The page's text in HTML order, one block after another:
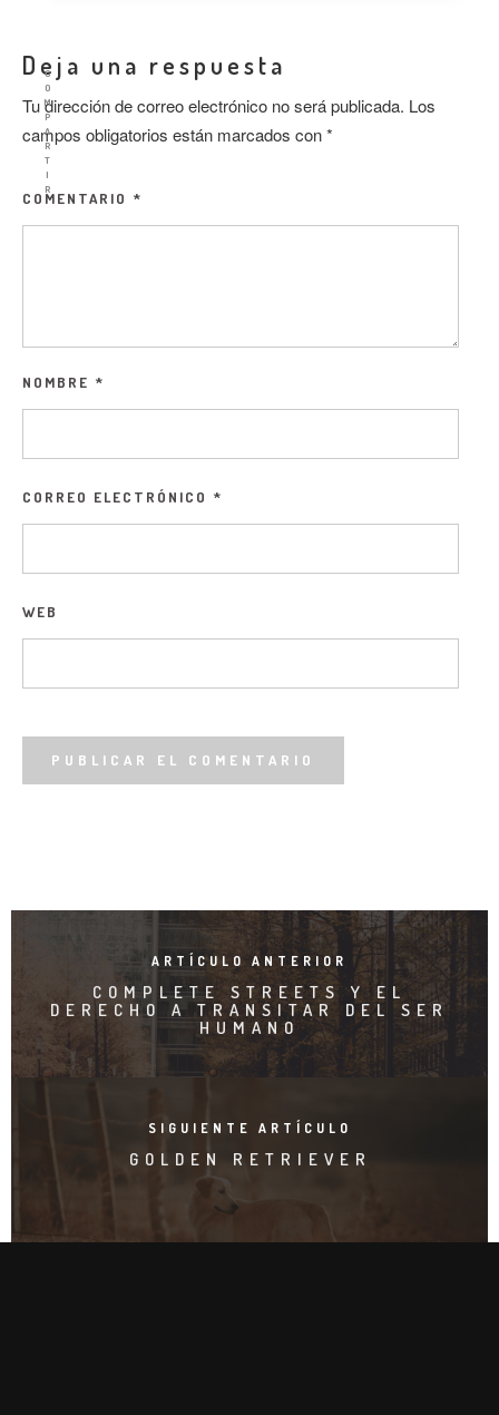
C
O
M
P
A
R
T
I
R
Deja una respuesta
Tu dirección de correo electrónico no será publicada. Los
campos obligatorios están marcados con*
COMENTARIO *
NOMBRE *
CORREO ELECTRÓNICO *
WEB
ARTÍCULO ANTERIOR
COMPLETE STREETS Y EL
DERECHO A TRANSITAR DEL SER
HUMANO
SIGUIENTE ARTÍCULO
GOLDEN RETRIEVER